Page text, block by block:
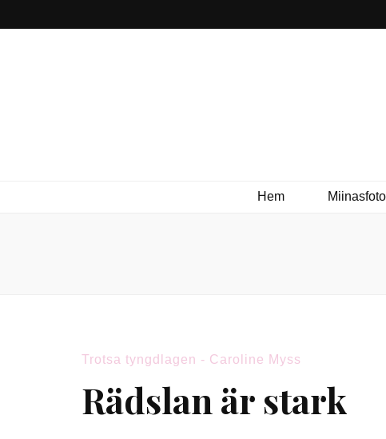
Hem
Trotsa tyngdlagen - Caroline Myss
Rädslan är stark